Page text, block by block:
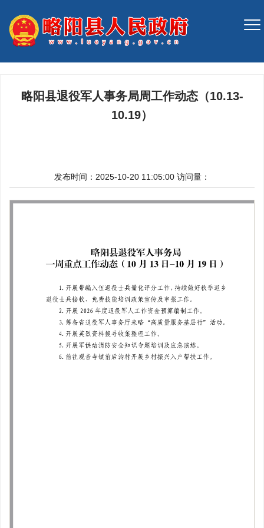
略阳县退役军人事务局周工作动态（10.13-
10.19）
发布时间：2025-10-20 11:05:00 访问量：